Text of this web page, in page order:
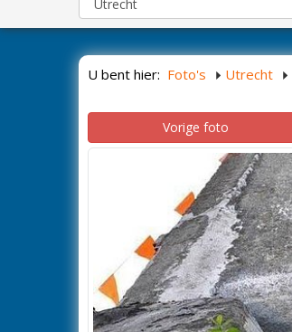
U bent hier: Foto's Utrecht
Vorige foto